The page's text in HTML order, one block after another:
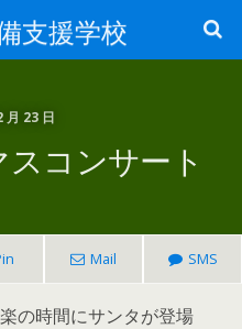
支援学校
月 23 日
コンサート
Mail SMS
の時間にサンタが登場